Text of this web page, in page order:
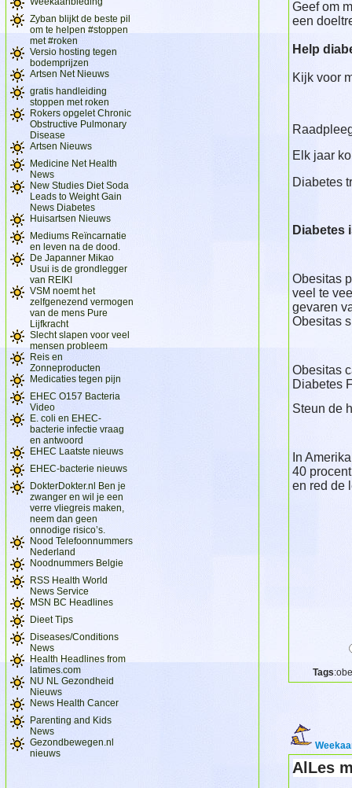
Zyban blijkt de beste pil
om te helpen #stoppen
met #roken
Versio hosting tegen
bodemprijzen
Artsen Net Nieuws
gratis handleiding
stoppen met roken
Rokers opgelet Chronic
Obstructive Pulmonary
Disease
Artsen Nieuws
Medicine Net Health
News
New Studies Diet Soda
Leads to Weight Gain
News Diabetes
Huisartsen Nieuws
Mediums Reïncarnatie
en leven na de dood.
De Japanner Mikao
Usui is de grondlegger
van REIKI
VSM noemt het
zelfgenezend vermogen
van de mens Pure
Lijfkracht
Slecht slapen voor veel
mensen probleem
Reis en
Zonneproducten
Medicaties tegen pijn
EHEC O157 Bacteria
Video
E. coli en EHEC-
bacterie infectie vraag
en antwoord
EHEC Laatste nieuws
EHEC-bacterie nieuws
DokterDokter.nl Ben je
zwanger en wil je een
verre vliegreis maken,
neem dan geen
onnodige risico’s.
Nood Telefoonnummers
Nederland
Noodnummers Belgie
RSS Health World
News Service
MSN BC Headlines
Dieet Tips
Diseases/Conditions
News
Health Headlines from
latimes.com
NU NL Gezondheid
Nieuws
News Health Cancer
Parenting and Kids
News
Gezondbewegen.nl
nieuws
Geef om
een
Help
Kijk voor
Elk jaar
Diabetes
Diabetes
Obesitas
veel te
gevaren
Obesitas
Obesitas
Diabetes
Steun de
In
40
en red de
Tags
AlLes